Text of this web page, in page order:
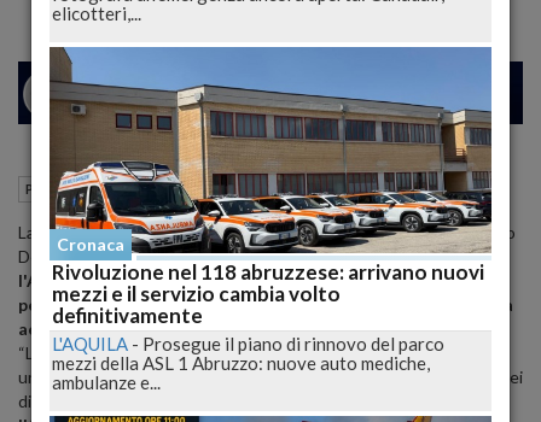
24 26
Politica L'Aquila (AQ) 20 Novembre 2012 17:12
La Giunta comunale, su proposta dell'assessore al Patrimonio Lelio
De Santis, ha approvato la deliberazione, relativa all'accordo con
l'Amministrazione separata dei beni di Uso civico di Preturo
per l’utilizzo dei terreni di natura demaniale destinati ad area
aeroportuale.
“La delibera - ha dichiarato l’assessore De Santis - chiude di fatto
un contenzioso trentennale per l'affermazione della promiscuità nei
diritti di uso civico. L'intesa tra il
elicotteri,...
Cronaca
Rivoluzione nel 118 abruzzese: arrivano nuovi
mezzi e il servizio cambia volto
definitivamente
L'AQUILA - Prosegue il piano di rinnovo del parco
mezzi della ASL 1 Abruzzo: nuove auto mediche,
ambulanze e...